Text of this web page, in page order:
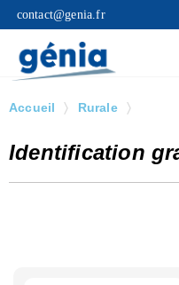
contact@genia.fr
Accueil Rurale
Identification